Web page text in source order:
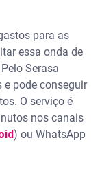
para as
essa onda de
Serasa
pode conseguir
O serviço é
nos canais
) ou WhatsApp